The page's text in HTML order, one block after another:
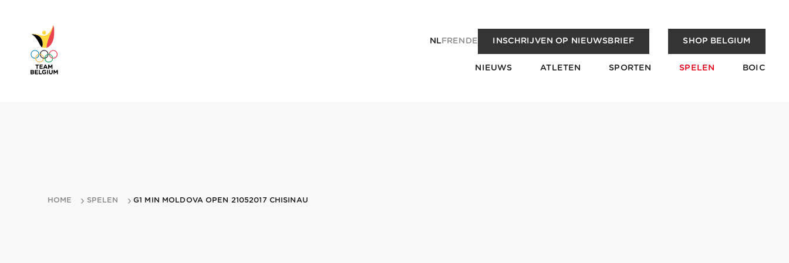
NLFREN DE INSCHRIJVEN OP NIEUWSBRIEF SHOP BELGIUM
NIEUWS ATLETEN SPORTEN SPELEN BOIC
HOME SPELEN G1 MIN MOLDOVA OPEN 21052017 CHISINAU